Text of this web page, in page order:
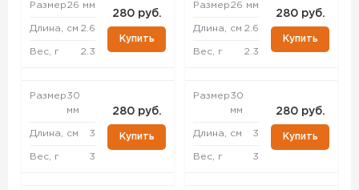
Размер26 мм
Длина, см 2.6
Вес, г 2.3
280 руб.
Купить
Размер30
мм
Длина, см 3
Вес, г 3
280 руб.
Купить
Размер26 мм
Длина, см 2.6
Вес, г 2.3
280 руб.
Купить
Размер30
мм
Длина, см 3
Вес, г 3
280 руб.
Купить